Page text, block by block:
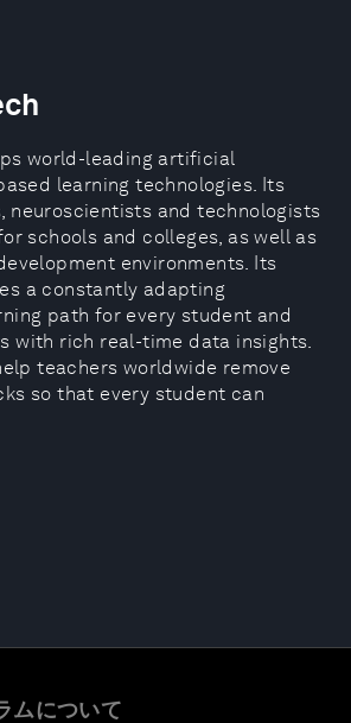
world-leading artificial
learning technologies. Its
neuroscientists and technologists
schools and colleges, as well as
environments. Its
a constantly adapting
path for every student and
with rich real-time data insights.
teachers worldwide remove
so that every student can
ムについて